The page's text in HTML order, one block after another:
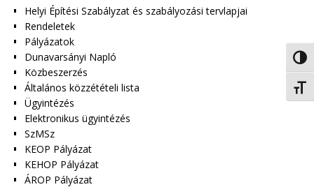
Helyi Építési Szabályzat és szabályozási tervlapjai
Rendeletek
Pályázatok
Dunavarsányi Napló
Közbeszerzés
Általános közzétételi lista
Ügyintézés
Elektronikus ügyintézés
SzMSz
KEOP Pályázat
KEHOP Pályázat
ÁROP Pályázat